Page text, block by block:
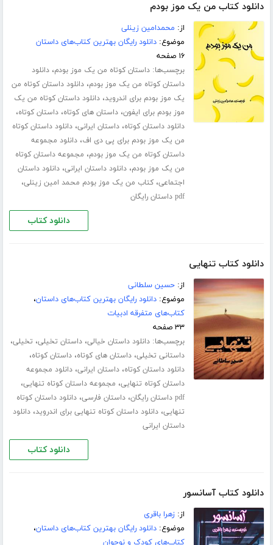
دانلود کتاب من یک موز بودم
از: محمدامین زینلی
موضوع:دانلود رایگان بهترین کتاب‌های داستان
۱۶ صفحه
برچسب‌ها:داستان کوتاه من یک موز بودم،دانلود
داستان کوتاه من یک موز بودم،دانلود داستان کوتاه من
یک موز بودم برای اندروید،دانلود داستان کوتاه من یک
موز بودم برای ایفون،داستان های کوتاه،داستان کوتاه،
دانلود داستان کوتاه،داستان ایرانی،دانلود داستان کوتاه
من یک موز بودم برای پی دی اف،دانلود مجموعه
داستان کوتاه من یک موز بودم، مجموعه داستان کوتاه
من یک موز بودم،دانلود داستان ایرانی،دانلود داستان
اجتماعی،کتاب من یک موز بودم محمد امین زینلی،
pdf داستان رایگان
دانلود کتاب
دانلود کتاب تنهایی
از:حسین سلطانی
موضوع:دانلود رایگان بهترین کتاب‌های داستان،
کتاب‌های متفرقه ادبیات
۳۳ صفحه
برچسب‌ها:دانلود داستان خیالی،داستان تخیلی، تخیلی،
داستانی تخیلی،داستان های کوتاه،داستان کوتاه،
دانلود داستان کوتاه،داستان ایرانی،دانلود مجموعه
داستان کوتاه تنهایی، مجموعه داستان کوتاه تنهایی،
pdf داستان رایگان ،داستان فارسی،دانلود داستان کوتاه
تنهایی،دانلود داستان کوتاه تنهایی برای اندروید،دانلود
داستان ایرانی
دانلود کتاب
دانلود کتاب آسانسور
از:زهرا باقری
موضوع:دانلود رایگان بهترین کتاب‌های داستان،
کتاب‌های کودک و نوجوان